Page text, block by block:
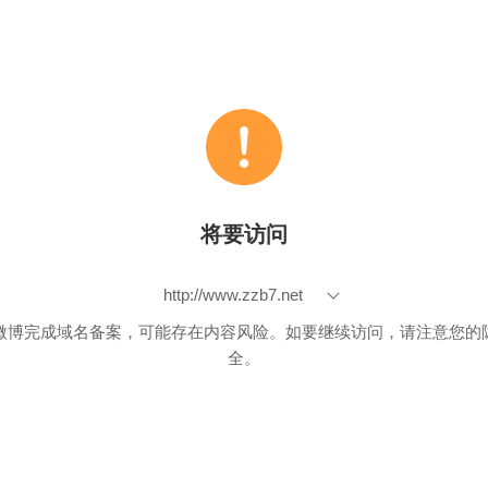
将要访问
http://www.zzb7.net
博完成域名备案，可能存在内容风险。如要继续访问，请注意您的
全。